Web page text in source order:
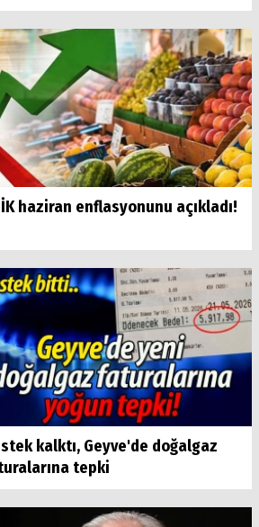
haziran enflasyonunu açıkladı!
kalktı, Geyve'de doğalgaz
tepki